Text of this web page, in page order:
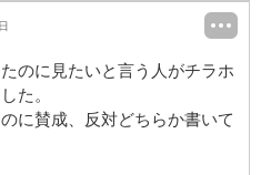
のに見たいと言う人がチラホ
た。
に賛成、反対どちらか書いて